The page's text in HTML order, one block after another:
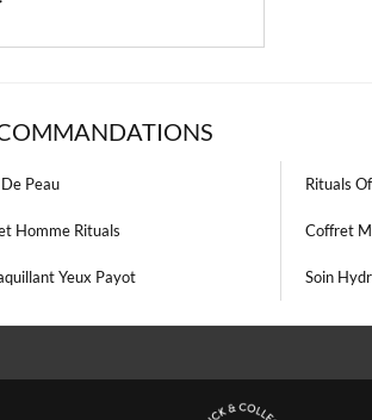
Peau Rituals
Homme Rituals Coffret
Yeux Payot Soin